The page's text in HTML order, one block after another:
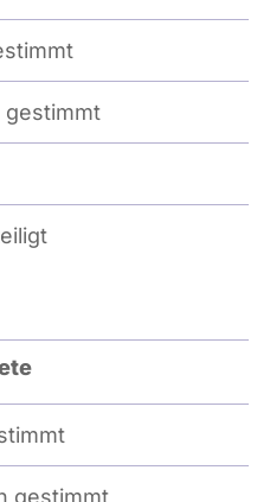
gestimmt
gestimmt